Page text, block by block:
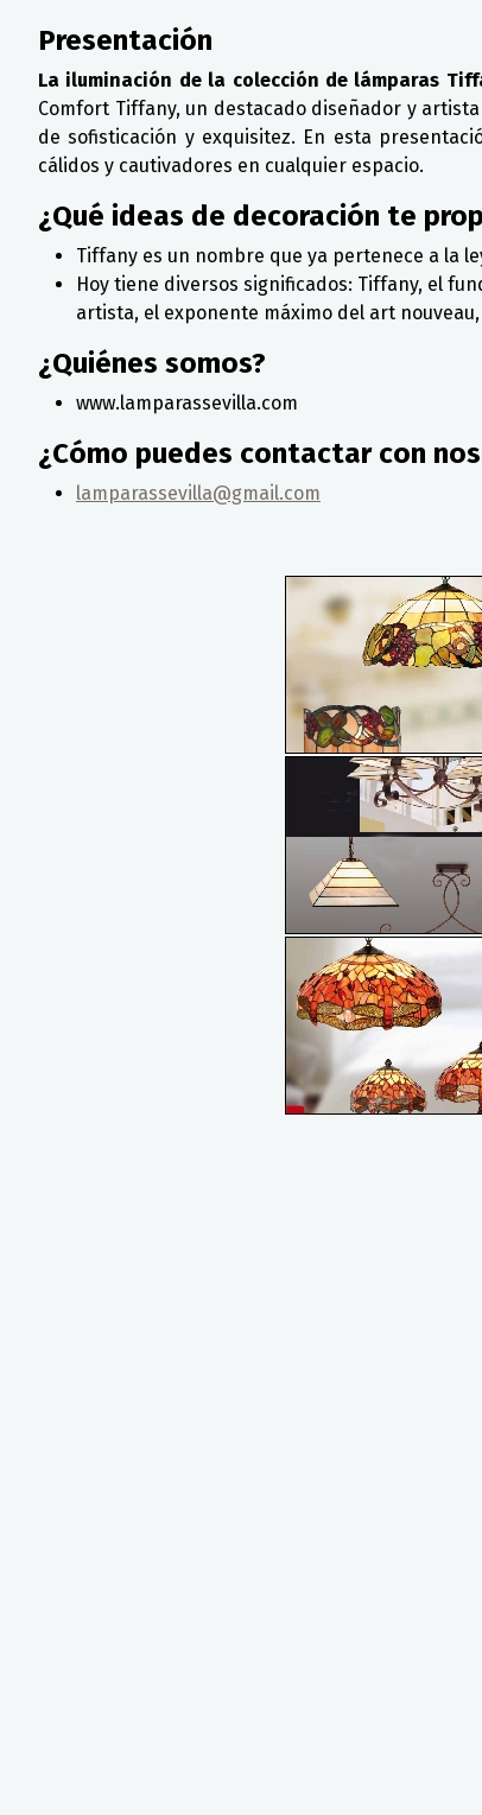
Presentación
La iluminación de la colección de lámparas
Comfort Tiffany, un destacado diseñador y
de sofisticación y exquisitez. En esta
cálidos y cautivadores en cualquier espacio.
¿Qué ideas de decoración te
Tiffany es un nombre que ya pertenece a la
Hoy tiene diversos significados: Tiffany, el
artista, el exponente máximo del art
¿Quiénes somos?
www.lamparassevilla.com
¿Cómo puedes contactar con
lamparassevilla@gmail.com